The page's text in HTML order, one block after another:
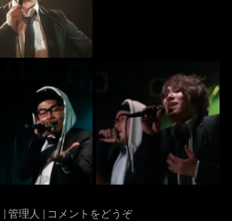
管理人 コメントをどうぞ